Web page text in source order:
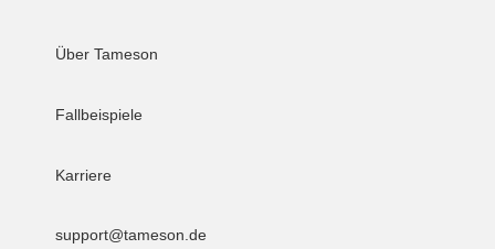
Über Tameson
Fallbeispiele
Karriere
support@tameson.de